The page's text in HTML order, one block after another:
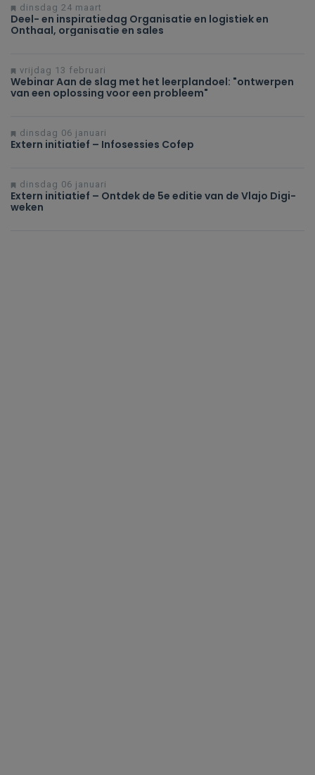
dinsdag 24 maart
Deel- en inspiratiedag Organisatie en logistiek en
Onthaal, organisatie en sales
vrijdag 13 februari
Webinar Aan de slag met het leerplandoel: "ontwerpen
van een oplossing voor een probleem"
dinsdag 06 januari
Extern initiatief – Infosessies Cofep
dinsdag 06 januari
Extern initiatief – Ontdek de 5e editie van de Vlajo Digi-
weken